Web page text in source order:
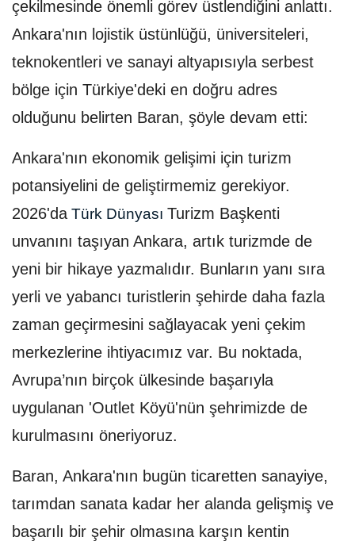
çekilmesinde önemli görev üstlendiğini anlattı.
Ankara'nın lojistik üstünlüğü, üniversiteleri,
teknokentleri ve sanayi altyapısıyla serbest
bölge için Türkiye'deki en doğru adres
olduğunu belirten Baran, şöyle devam etti:
Ankara'nın ekonomik gelişimi için turizm
potansiyelini de geliştirmemiz gerekiyor.
2026'da Türk Dünyası Turizm Başkenti
unvanını taşıyan Ankara, artık turizmde de
yeni bir hikaye yazmalıdır. Bunların yanı sıra
yerli ve yabancı turistlerin şehirde daha fazla
zaman geçirmesini sağlayacak yeni çekim
merkezlerine ihtiyacımız var. Bu noktada,
Avrupa’nın birçok ülkesinde başarıyla
uygulanan 'Outlet Köyü'nün şehrimizde de
kurulmasını öneriyoruz.
Baran, Ankara'nın bugün ticaretten sanayiye,
tarımdan sanata kadar her alanda gelişmiş ve
başarılı bir şehir olmasına karşın kentin